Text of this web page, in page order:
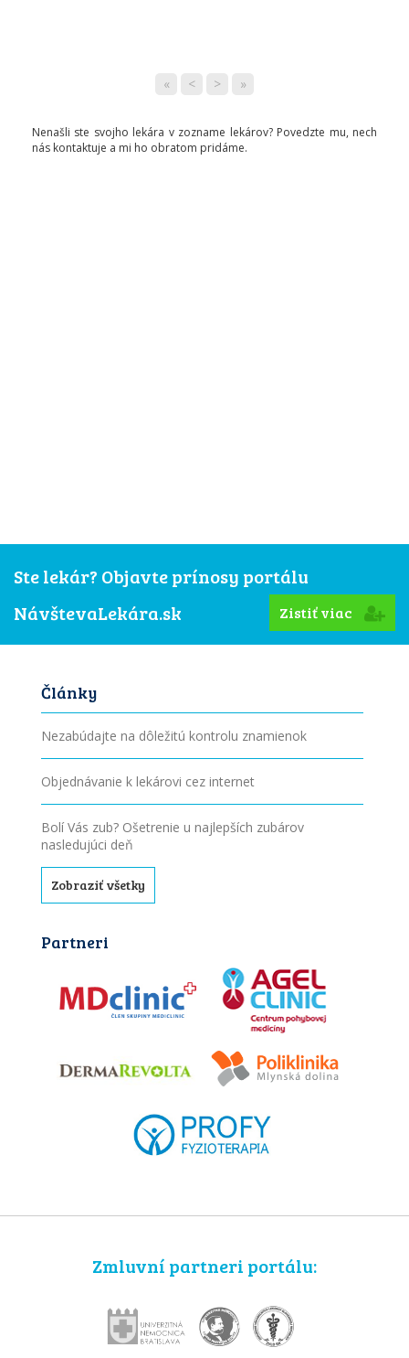
« < > »
Nenašli ste svojho lekára v zozname lekárov? Povedzte mu, nech
nás kontaktuje a mi ho obratom pridáme.
Ste lekár? Objavte prínosy portálu
NávštevaLekára.sk
Zistiť viac
Články
Nezabúdajte na dôležitú kontrolu znamienok
Objednávanie k lekárovi cez internet
Bolí Vás zub? Ošetrenie u najlepších zubárov
nasledujúci deň
Zobraziť všetky
Partneri
Zmluvní partneri portálu: